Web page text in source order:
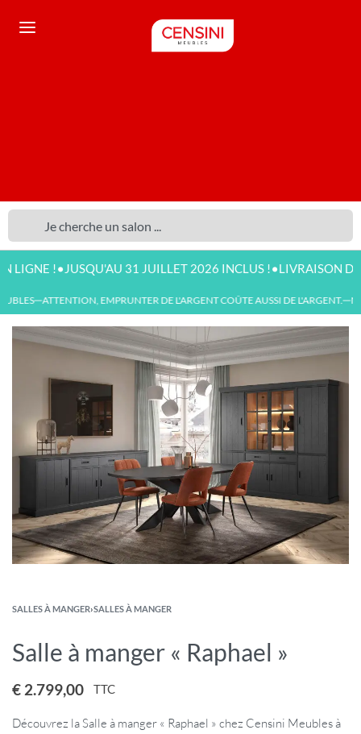
!•JUSQU'AU 31 JUILLET 2026 INCLUS !•LIVRAISON
—ATTENTION, EMPRUNTER DE L'ARGENT COÛTE AUSSI DE L'ARGENT.—
SALLES À MANGER›SALLES À MANGER
Salle à manger « Raphael »
€ 2.799,00 TTC
Découvrez la Salle à manger « Raphael » chez Censini Meubles à